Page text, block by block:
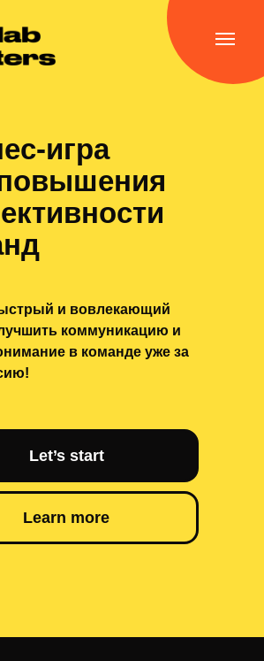
Learn more
Let’s start
игра
и вовлекающий
коммуникацию и
в команде уже за